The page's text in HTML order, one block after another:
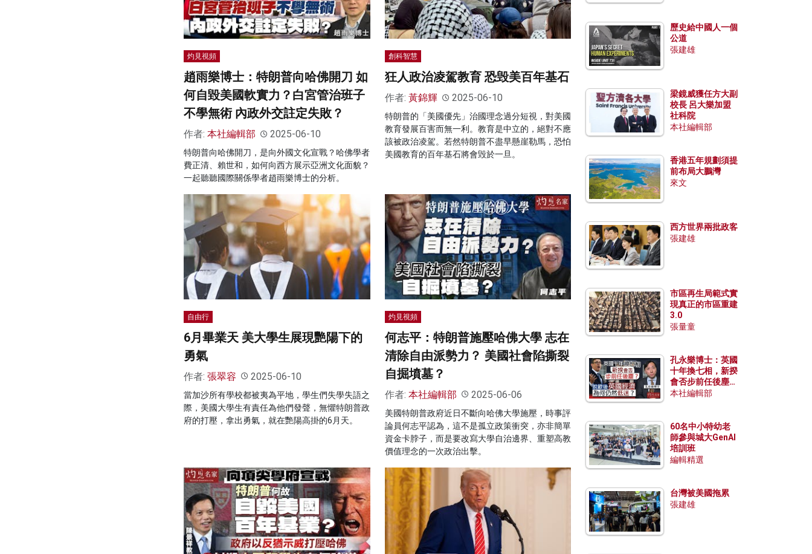
灼見視頻
趙雨樂博士：特朗普向哈佛開刀 如
何自毀美國軟實力？白宮管治班子
不學無術 內政外交註定失敗？
作者: 本社編輯部 2025-06-10
特朗普向哈佛開刀，是向外國文化宣戰？哈佛學者
費正清、賴世和，如何向西方展示亞洲文化面貌？
一起聽聽國際關係學者趙雨樂博士的分析。
創科智慧
狂人政治凌駕教育 恐毁美百年基石
作者: 黃錦輝 2025-06-10
特朗普的「美國優先」治國理念過分短視，對美國
教育發展百害而無一利。教育是中立的，絕對不應
該被政治凌駕。若然特朗普不盡早懸崖勒馬，恐怕
美國教育的百年基石將會毁於一旦。
自由行
6月畢業天 美大學生展現艷陽下的
勇氣
作者: 張翠容 2025-06-10
當加沙所有學校都被夷為平地，學生們失學失語之
際，美國大學生有責任為他們發聲，無懼特朗普政
府的打壓，拿出勇氣，就在艷陽高掛的6月天。
灼見視頻
何志平：特朗普施壓哈佛大學 志在
清除自由派勢力？ 美國社會陷撕裂
自掘墳墓？
作者: 本社編輯部 2025-06-06
美國特朗普政府近日不斷向哈佛大學施壓，時事評
論員何志平認為，這不是孤立政策衝突，亦非簡單
資金卡脖子，而是要改寫大學自治邊界、重塑高教
價值理念的一次政治出擊。
歷史給中國人一個
公道
張建雄
梁鏡威獲任方大副
校長 呂大樂加盟
社科院
本社編輯部
香港五年規劃須提
前布局大鵬灣
來文
西方世界兩批政客
張建雄
市區再生局範式實
現真正的市區重建
3.0
張量童
孔永樂博士：英國
十年換七相，新揆
會否步前任後塵？
脫歐後英國經濟為
本社編輯部
60名中小特幼老
師參與城大GenAI
培訓班
編輯精選
台灣被美國拖累
張建雄